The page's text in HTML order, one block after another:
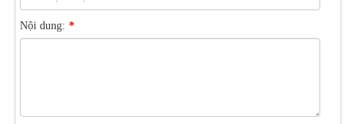
Nội dung: *